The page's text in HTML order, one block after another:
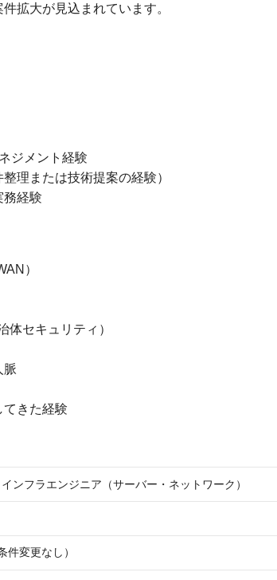
拡大が見込まれています。
ジメント経験
理または技術提案の経験）
務経験
）
体セキュリティ）
脈
てきた経験
インフラエンジニア（サーバー・ネットワーク）
件変更なし）